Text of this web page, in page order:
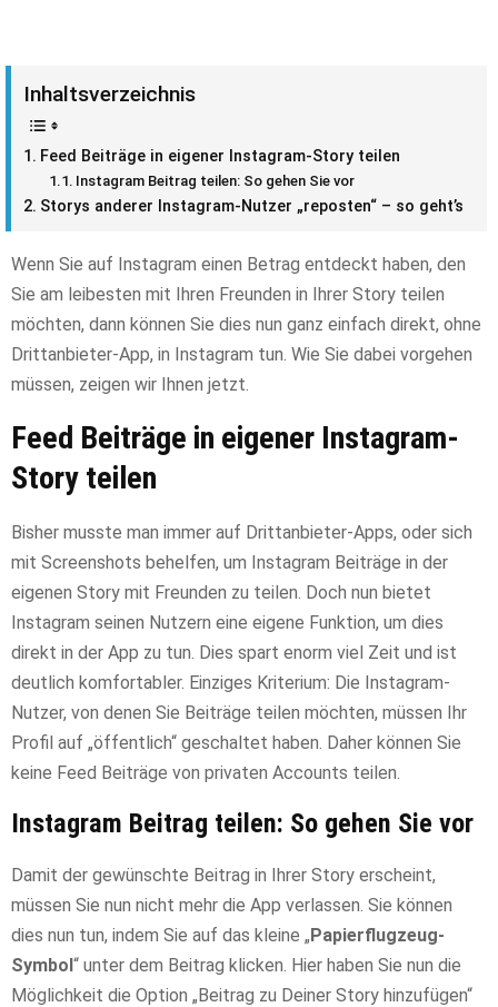
Inhaltsverzeichnis
Feed Beiträge in eigener Instagram-Story teilen
Instagram Beitrag teilen: So gehen Sie vor
Storys anderer Instagram-Nutzer „reposten“ – so geht’s
Wenn Sie auf Instagram einen Betrag entdeckt haben, den
Sie am leibesten mit Ihren Freunden in Ihrer Story teilen
möchten, dann können Sie dies nun ganz einfach direkt, ohne
Drittanbieter-App, in Instagram tun. Wie Sie dabei vorgehen
müssen, zeigen wir Ihnen jetzt.
Feed Beiträge in eigener Instagram-
Story teilen
Bisher musste man immer auf Drittanbieter-Apps, oder sich
mit Screenshots behelfen, um Instagram Beiträge in der
eigenen Story mit Freunden zu teilen. Doch nun bietet
Instagram seinen Nutzern eine eigene Funktion, um dies
direkt in der App zu tun. Dies spart enorm viel Zeit und ist
deutlich komfortabler. Einziges Kriterium: Die Instagram-
Nutzer, von denen Sie Beiträge teilen möchten, müssen Ihr
Profil auf „öffentlich“ geschaltet haben. Daher können Sie
keine Feed Beiträge von privaten Accounts teilen.
Instagram Beitrag teilen: So gehen Sie vor
Damit der gewünschte Beitrag in Ihrer Story erscheint,
müssen Sie nun nicht mehr die App verlassen. Sie können
dies nun tun, indem Sie auf das kleine „Papierflugzeug-
Symbol“ unter dem Beitrag klicken. Hier haben Sie nun die
Möglichkeit die Option „Beitrag zu Deiner Story hinzufügen“